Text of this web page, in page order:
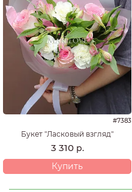
#7383
Букет "Ласковый взгляд"
3 310 р.
Купить